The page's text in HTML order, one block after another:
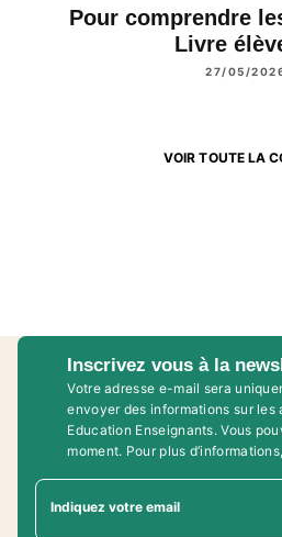
Pour comprendre
Livre
27/05/
VOIR TOUTE LA
Inscrivez vous à la
Votre adresse e-mail sera
envoyer des informations sur
Education Enseignants. Vous
moment. Pour plus d’informations,
Indiquez votre email